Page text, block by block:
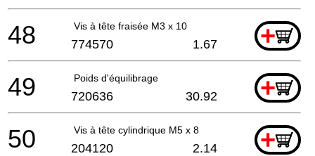
Vis à tête fraisée M3 x 10 +
48 774570 1.67
Poids d'équilibrage +
49 720636 30.92
Vis à tête cylindrique M5 x 8 +
50 204120 2.14